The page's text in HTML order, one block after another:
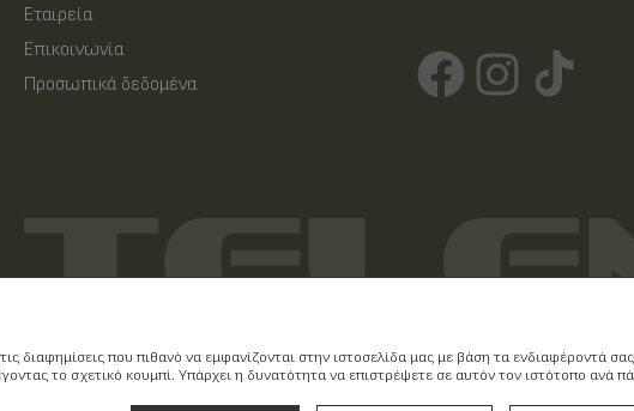
Εταιρεία
Επικοινωνία
Προσωπικά δεδομένα
Running onWefia- Created byIdees Digital Agency
διαφημίσεις που πιθανό να εμφανίζονται στην ιστοσελίδα μας με βάση τα
το σχετικό κουμπί. Υπάρχει η δυνατότητα να επιστρέψετε σε αυτόν τον ιστότοπο ανά